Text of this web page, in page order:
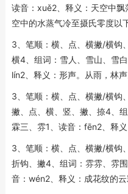
读音：xuě2、释义：天空中
空中的水蒸气冷至摄氏零度以
3、笔顺：横、点、横撇/横钩
横4、组词：雪人、雪山、雪
lín2、释义：形声。从雨，林
3、笔顺：横、点、横撇/横钩
撇、点、横、竖、撇、捺4、
霖三、雰1、读音：fēn2、释
3、笔顺：横、点、横撇/横钩
折钩、撇4、组词：雰雰、雰
音：wén2、释义：成花纹的云